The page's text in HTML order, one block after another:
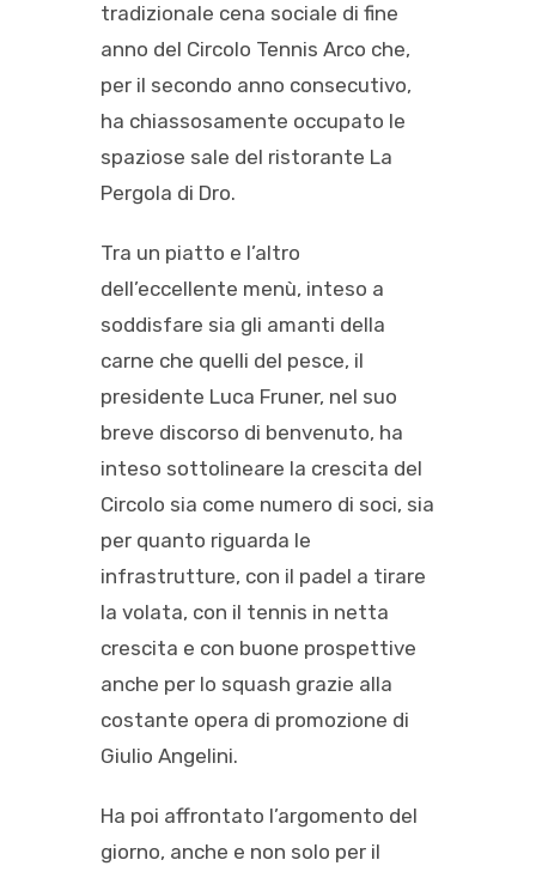
tradizionale cena sociale di fine
anno del Circolo Tennis Arco che,
per il secondo anno consecutivo,
ha chiassosamente occupato le
spaziose sale del ristorante La
Pergola di Dro.
Tra un piatto e l’altro
dell’eccellente menù, inteso a
soddisfare sia gli amanti della
carne che quelli del pesce, il
presidente Luca Fruner, nel suo
breve discorso di benvenuto, ha
inteso sottolineare la crescita del
Circolo sia come numero di soci, sia
per quanto riguarda le
infrastrutture, con il padel a tirare
la volata, con il tennis in netta
crescita e con buone prospettive
anche per lo squash grazie alla
costante opera di promozione di
Giulio Angelini.
Ha poi affrontato l’argomento del
giorno, anche e non solo per il